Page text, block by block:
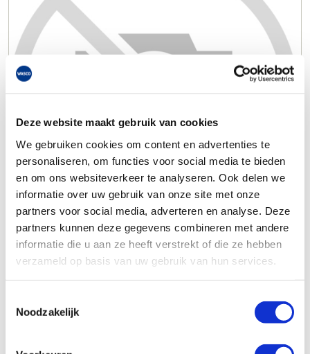
Deze website maakt gebruik van cookies
We gebruiken cookies om content en advertenties te
personaliseren, om functies voor social media te bieden
en om ons websiteverkeer te analyseren. Ook delen we
informatie over uw gebruik van onze site met onze
partners voor social media, adverteren en analyse. Deze
partners kunnen deze gegevens combineren met andere
informatie die u aan ze heeft verstrekt of die ze hebben
verzameld op basis van uw gebruik van hun services.
Noodzakelijk